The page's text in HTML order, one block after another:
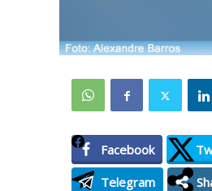
Facebook
Telegram